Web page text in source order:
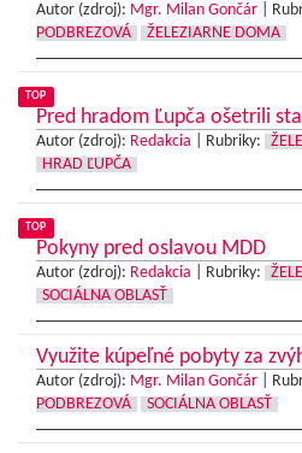
Autor (zdroj): Mgr. Milan Gončár
PODBREZOVÁ
ŽELEZIARNE DOMA
TOP
Pred hradom Ľupča ošetrili
Autor (zdroj): Redakcia Rubriky:
HRAD ĽUPČA
TOP
Pokyny pred oslavou MDD
Autor (zdroj): Redakcia Rubriky:
SOCIÁLNA OBLASŤ
Využite kúpeľné pobyty za
Autor (zdroj): Mgr. Milan Gončár
PODBREZOVÁ
SOCIÁLNA OBLASŤ